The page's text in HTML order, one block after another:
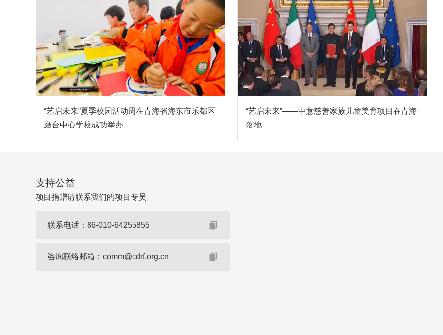
“艺启未来”夏季校园活动周在青海省海东市乐都区
磨台中心学校成功举办
“艺启未来”——中意慈善家族儿童美育项目在青海
落地
支持公益
项目捐赠请联系我们的项目专员
联系电话： 86-010-64255855
咨询联络邮箱： comm@cdrf.org.cn